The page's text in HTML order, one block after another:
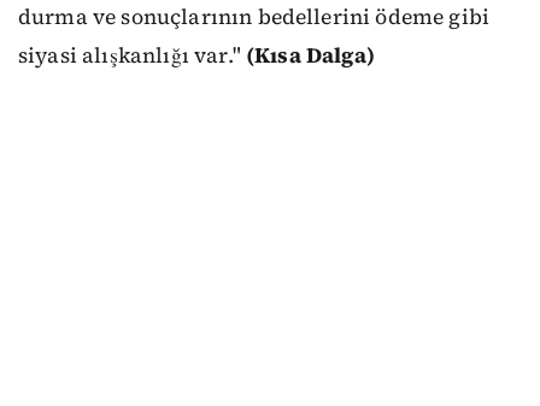
durma ve sonuçlarının bedellerini ödeme gibi
siyasi alışkanlığı var." (Kısa Dalga)